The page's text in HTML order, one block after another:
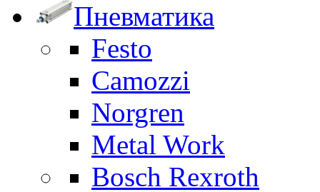
Пневматика
Festo
Camozzi
Norgren
Metal Work
Bosch Rexroth